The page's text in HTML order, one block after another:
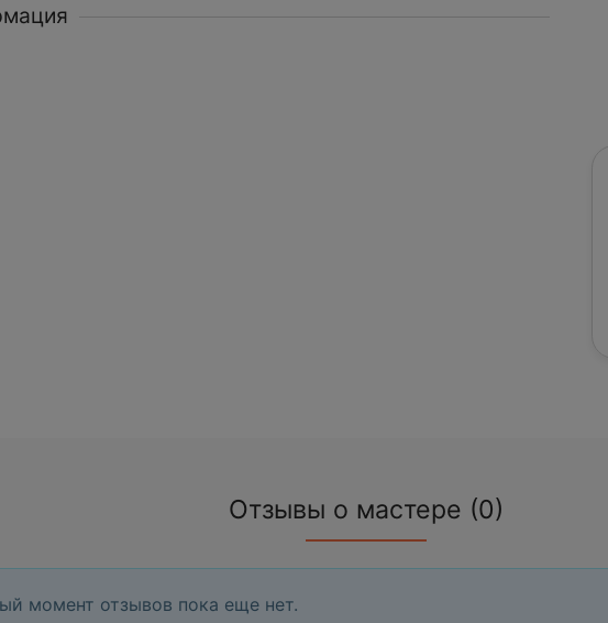
Отзывы о мастере (0)
момент отзывов пока еще нет.